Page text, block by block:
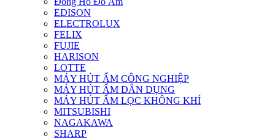
EDISON
ELECTROLUX
FELIX
FUJIE
HARISON
LOTTE
MÁY HÚT ẨM CÔNG NGHIỆP
MÁY HÚT ẨM DÂN DỤNG
MÁY HÚT ẨM LỌC KHÔNG KHÍ
MITSUBISHI
NAGAKAWA
SHARP